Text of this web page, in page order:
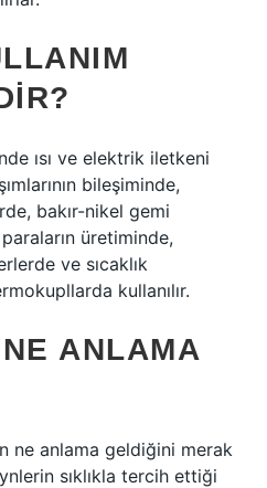
ısı ve elektrik iletkeni
bileşiminde,
bakır-nikel gemi
üretiminde,
ve sıcaklık
kullanılır.
ANLAMA
ne anlama geldiğini merak
sıklıkla tercih ettiği